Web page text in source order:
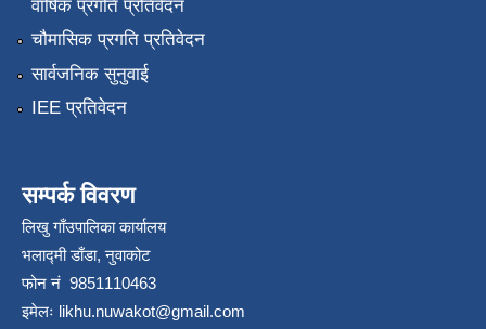
वार्षिक प्रगति प्रतिवेदन
चौमासिक प्रगति प्रतिवेदन
सार्वजनिक सुनुवाई
IEE प्रतिवेदन
सम्पर्क विवरण
लिखु गाँउपालिका कार्यालय
भलाद्मी डाँडा, नुवाकोट
फोन नं 9851110463
इमेलः likhu.nuwakot@gmail.com